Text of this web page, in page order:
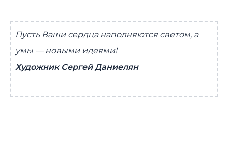
Пусть Ваши сердца наполняются светом, а
умы — новыми идеями!
Художник Сергей Даниелян